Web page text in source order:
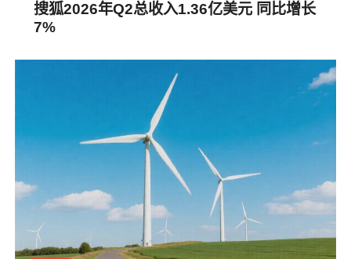
搜狐2026年Q2总收入1.36亿美元 同比增长
7%